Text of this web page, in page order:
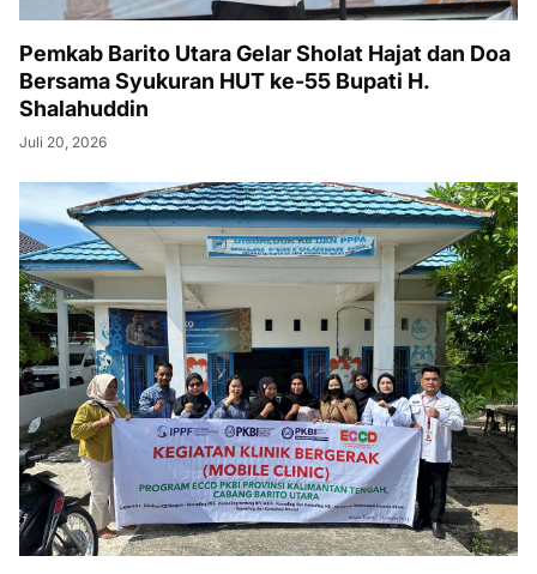
Pemkab Barito Utara Gelar Sholat Hajat dan Doa
Bersama Syukuran HUT ke-55 Bupati H.
Shalahuddin
Juli 20, 2026